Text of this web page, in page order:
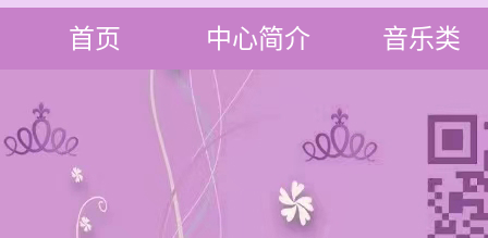
首页 中心简介 音乐类